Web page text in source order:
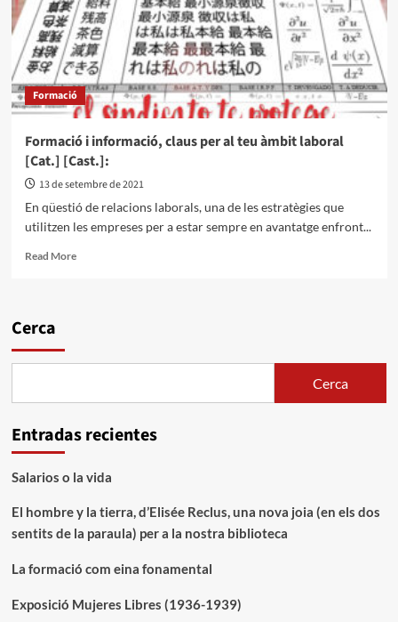
Formació
Formació i informació, claus per al teu àmbit laboral
[Cat.] [Cast.]:
13 de setembre de 2021
En qüestió de relacions laborals, una de les estratègies que
utilitzen les empreses per a estar sempre en avantatge enfront...
Read More
Cerca
Cerca
Entradas recientes
Salarios o la vida
El hombre y la tierra, d’Elisée Reclus, una nova joia (en els dos
sentits de la paraula) per a la nostra biblioteca
La formació com eina fonamental
Exposició Mujeres Libres (1936-1939)